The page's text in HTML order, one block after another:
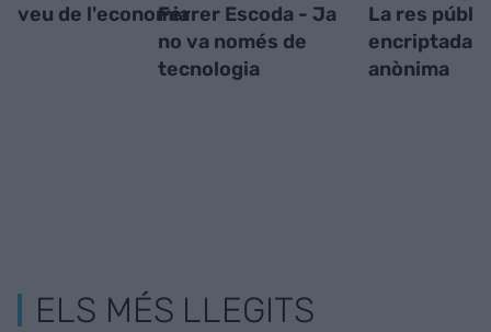
veu de l'economiaFerrer Escoda - Ja
no va només de
tecnologia
La res
encriptada i
anònima
ELS MÉS LLEGITS